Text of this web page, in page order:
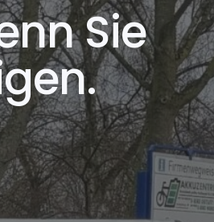
Sie